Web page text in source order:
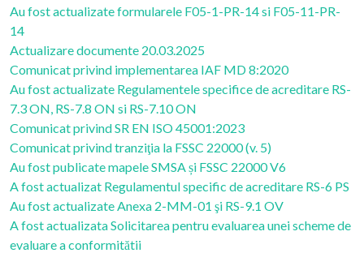
Au fost actualizate formularele F05-1-PR-14 si F05-11-PR-
14
Actualizare documente 20.03.2025
Comunicat privind implementarea IAF MD 8:2020
Au fost actualizate Regulamentele specifice de acreditare RS-
7.3 ON, RS-7.8 ON si RS-7.10 ON
Comunicat privind SR EN ISO 45001:2023
Comunicat privind tranziţia la FSSC 22000 (v. 5)
Au fost publicate mapele SMSA și FSSC 22000 V6
A fost actualizat Regulamentul specific de acreditare RS-6 PS
Au fost actualizate Anexa 2-MM-01 şi RS-9.1 OV
A fost actualizata Solicitarea pentru evaluarea unei scheme de
evaluare a conformitătii